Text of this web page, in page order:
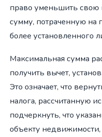
право уменьшить свою
сумму, потраченную на
более установленного
Максимальная сумма
получить вычет,
Это означает, что
налога, рассчитанную
подчеркнуть, что
объекту